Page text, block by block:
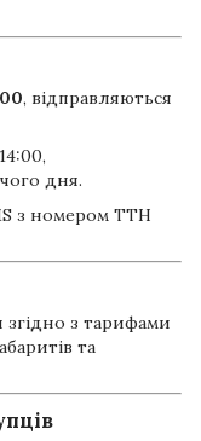
, відправляються
дня.
з номером ТТН
згідно з тарифами
та